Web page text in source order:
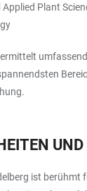
Plant
ist berühmt